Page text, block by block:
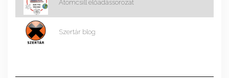
Atomcsill előadássorozat
Szertár blog